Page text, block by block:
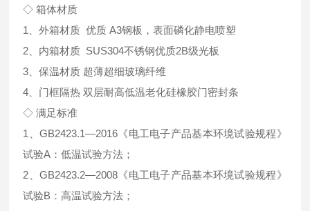
◇ 箱体材质
1、外箱材质 优质 A3钢板，表面磷化静电喷塑
2、内箱材质 SUS304不锈钢优质2B级光板
3、保温材质 超薄超细玻璃纤维
4、门框隔热 双层耐高低温老化硅橡胶门密封条
◇ 满足标准
1、GB2423.1—2016《电工电子产品基本环境试验规程》
试验A：低温试验方法；
2、GB2423.2—2008《电工电子产品基本环境试验规程》
试验B：高温试验方法；